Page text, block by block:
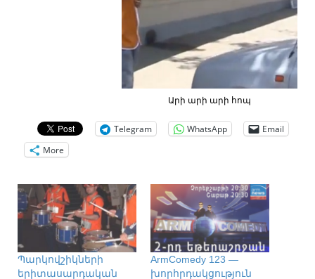
Արի արի արի հոպ
Telegram WhatsApp
Email
More
Պարկովշիկների
երիտասարդական
ArmComedy 123 —
խորհրդակցություն